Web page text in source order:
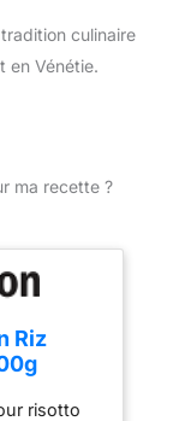
culinaire
en Vénétie.
ma recette ?
Riz
risotto